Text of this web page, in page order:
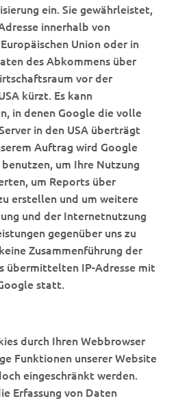
ein. Sie gewährleistet,
innerhalb von
Union oder in
des Abkommens über
vor der
kürzt. Es kann
in denen Google die volle
in den USA überträgt
Auftrag wird Google
um Ihre Nutzung
um Reports über
erstellen und um weitere
und der Internetnutzung
gegenüber uns zu
Zusammenführung der
übermittelten IP-Adresse mit
statt.
durch Ihren Webbrowser
Funktionen unserer Website
eingeschränkt werden.
Erfassung von Daten